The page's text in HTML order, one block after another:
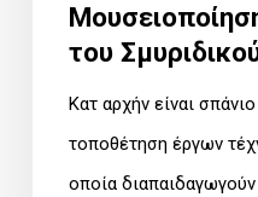
του
Κατ αρχήν είναι
τοποθέτηση έργων
οποία